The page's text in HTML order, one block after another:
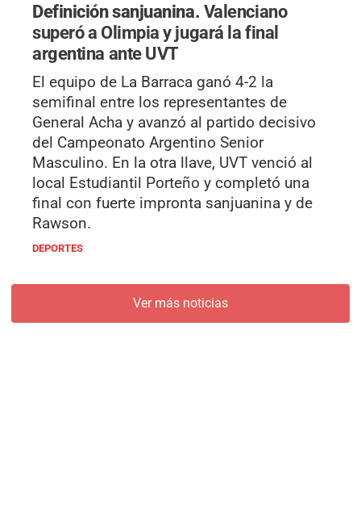
Definición sanjuanina. Valenciano
superó a Olimpia y jugará la final
argentina ante UVT
El equipo de La Barraca ganó 4-2 la
semifinal entre los representantes de
General Acha y avanzó al partido decisivo
del Campeonato Argentino Senior
Masculino. En la otra llave, UVT venció al
local Estudiantil Porteño y completó una
final con fuerte impronta sanjuanina y de
Rawson.
DEPORTES
Ver más noticias